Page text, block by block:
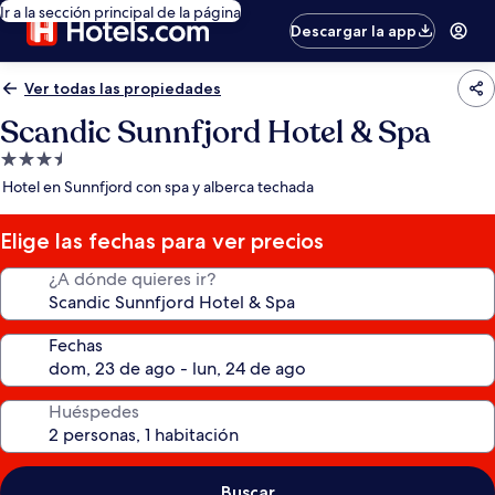
Ir a la sección principal de la página
Descargar la app
Ver todas las propiedades
Scandic Sunnfjord Hotel & Spa
Propiedad
de
estrellas
Hotel en Sunnfjord con spa y alberca techada
Elige las fechas para ver precios
¿A dónde quieres ir?
Fechas
Huéspedes